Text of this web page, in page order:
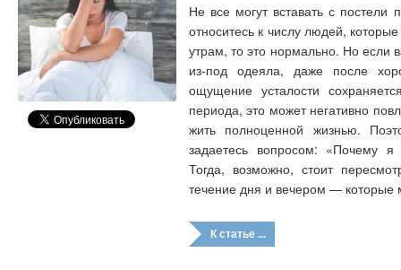
Не все могут вставать с
относитесь к числу людей,
утрам, то это нормально. Но если
из-под одеяла, даже после
ощущение усталости
периода, это может негативно
жить полноценной жизнью.
задаетесь вопросом: «Почему
Тогда, возможно, стоит
течение дня и вечером — которые
К статье ...